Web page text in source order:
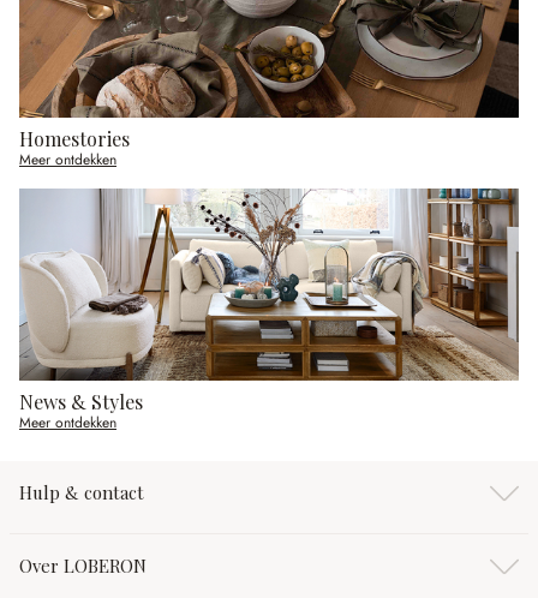
Homestories
Meer ontdekken
News & Styles
Meer ontdekken
Hulp & contact
Over LOBERON